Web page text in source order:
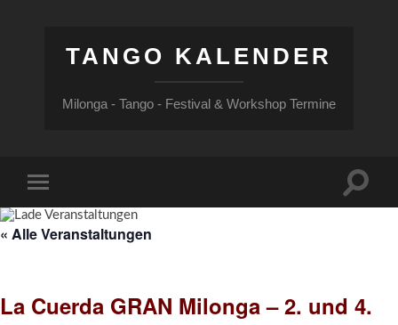
TANGO KALENDER
Milonga - Tango - Festival & Workshop Termine
Menü
ein-/ausblenden
« Alle Veranstaltungen
La Cuerda GRAN Milonga – 2. und 4.